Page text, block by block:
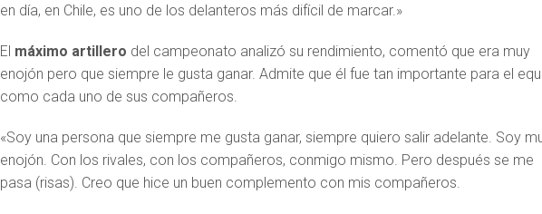
en día, en Chile, es uno de los delanteros más difícil de marcar.»
El máximo artillero del campeonato analizó su rendimiento, comentó que era muy
enojón pero que siempre le gusta ganar. Admite que él fue tan importante para el
como cada uno de sus compañeros.
«Soy una persona que siempre me gusta ganar, siempre quiero salir adelante. Soy
enojón. Con los rivales, con los compañeros, conmigo mismo. Pero después se me
pasa (risas). Creo que hice un buen complemento con mis compañeros.